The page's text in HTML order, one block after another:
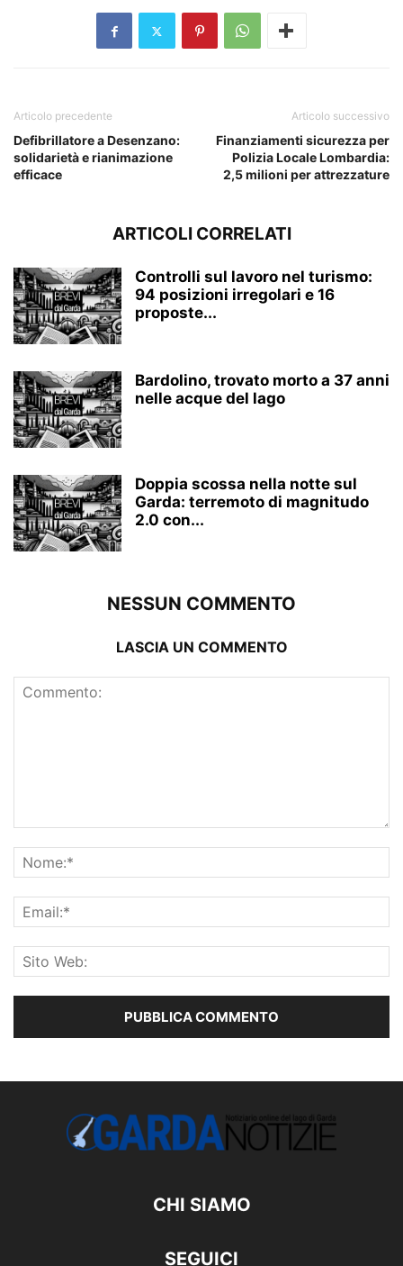
Articolo precedente
Defibrillatore a Desenzano:
solidarietà e rianimazione
efficace
Articolo successivo
Finanziamenti sicurezza per
Polizia Locale Lombardia:
2,5 milioni per attrezzature
ARTICOLI CORRELATI
Controlli sul lavoro nel turismo:
94 posizioni irregolari e 16
proposte...
Bardolino, trovato morto a 37 anni
nelle acque del lago
Doppia scossa nella notte sul
Garda: terremoto di magnitudo
2.0 con...
NESSUN COMMENTO
LASCIA UN COMMENTO
CHI SIAMO
SEGUICI